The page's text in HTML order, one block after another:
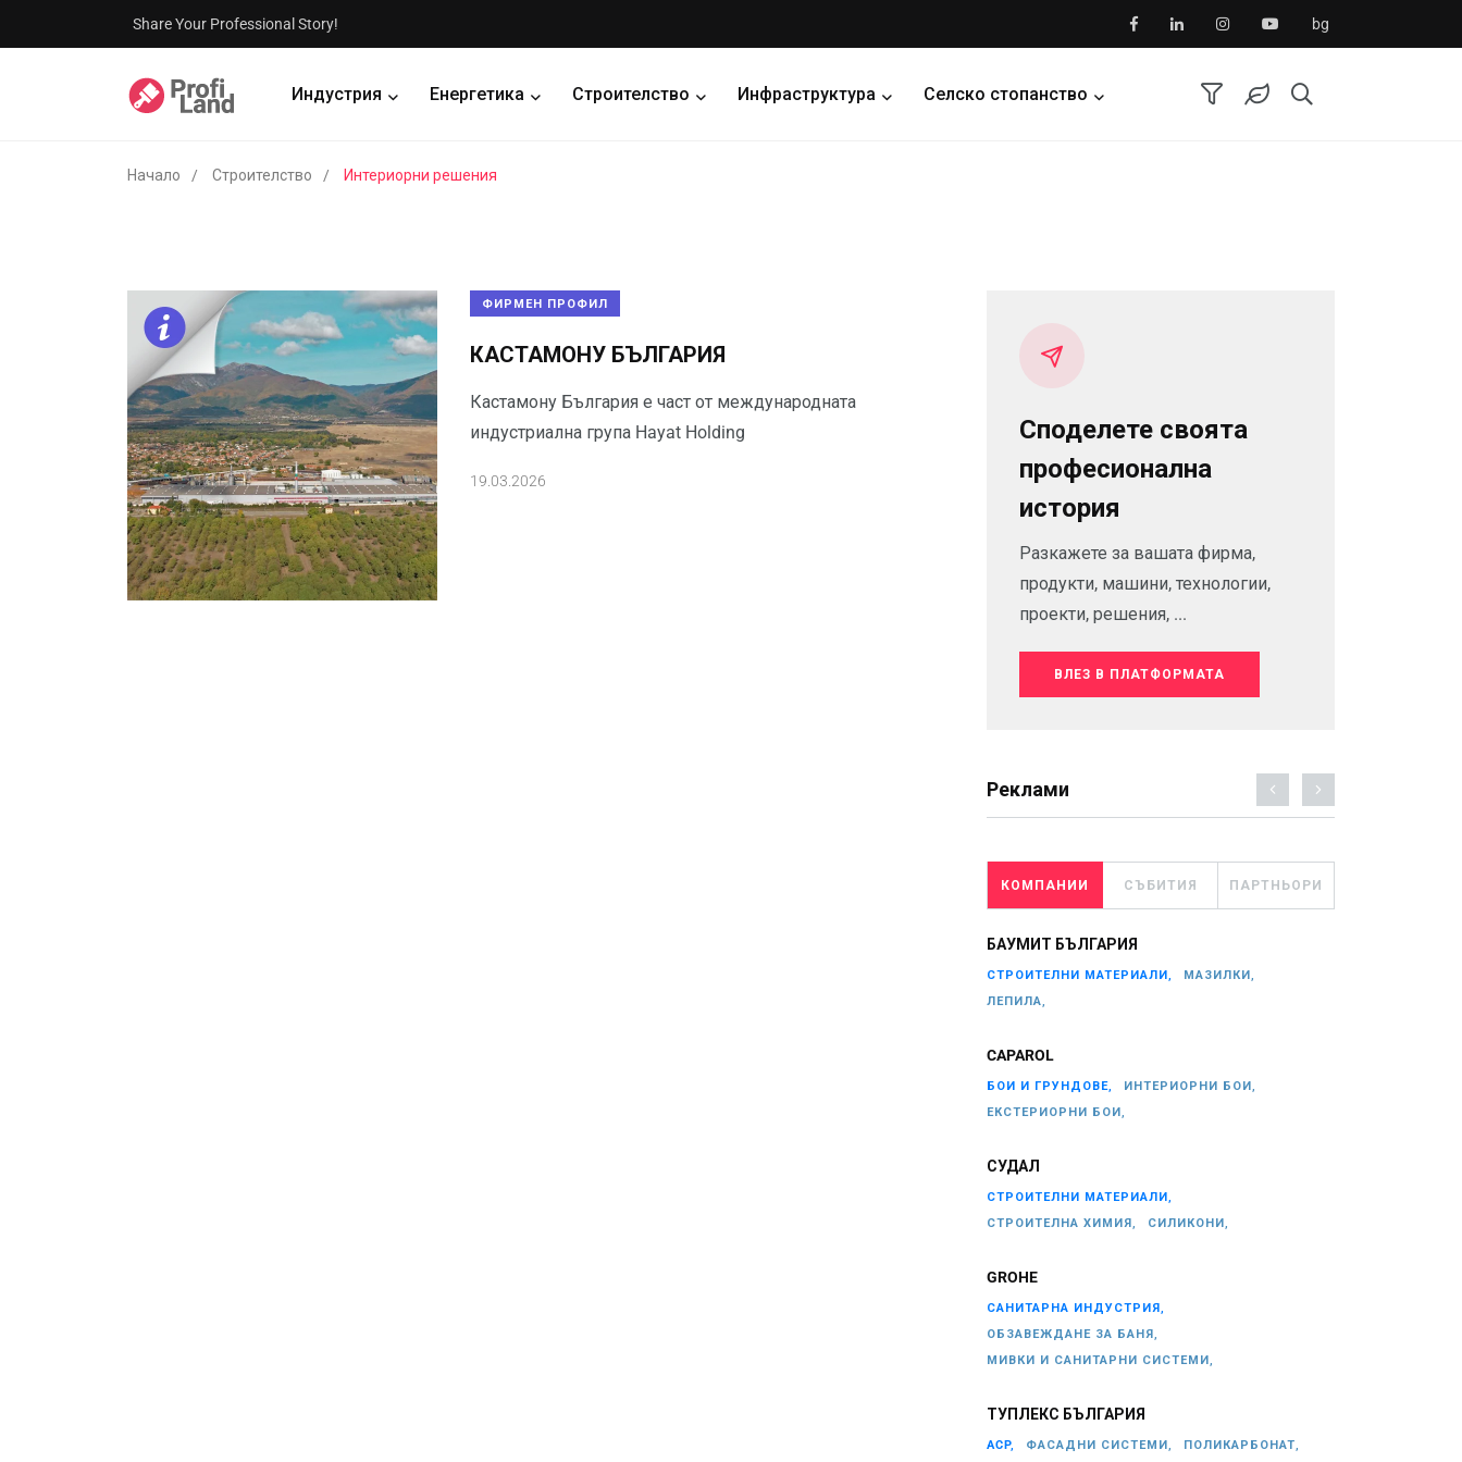
Share Your Professional Story! bg
Индустрия Енергетика Строителство Инфраструктура Селско стопанство
Начало Строителство Интериорни решения
ФИРМЕН ПРОФИЛ
КАСТАМОНУ БЪЛГАРИЯ
Кастамону България е част от международната
индустриална група Hayat Holding
19.03.2026
Споделете своята
професионална
история
Разкажете за вашата фирма,
продукти, машини, технологии,
проекти, решения, ...
ВЛЕЗ В ПЛАТФОРМАТА
Реклами
КОМПАНИИ СЪБИТИЯ ПАРТНЬОРИ
БАУМИТ БЪЛГАРИЯ
СТРОИТЕЛНИ МАТЕРИАЛИ,
МАЗИЛКИ,
ЛЕПИЛА,
CAPAROL
БОИ И ГРУНДОВЕ,
ИНТЕРИОРНИ БОИ,
ЕКСТЕРИОРНИ БОИ,
СУДАЛ
СТРОИТЕЛНИ МАТЕРИАЛИ,
СТРОИТЕЛНА ХИМИЯ,
СИЛИКОНИ,
GROHE
САНИТАРНА ИНДУСТРИЯ,
ОБЗАВЕЖДАНЕ ЗА БАНЯ,
МИВКИ И САНИТАРНИ СИСТЕМИ,
ТУПЛЕКС БЪЛГАРИЯ
ACP, ФАСАДНИ СИСТЕМИ, ПОЛИКАРБОНАТ,